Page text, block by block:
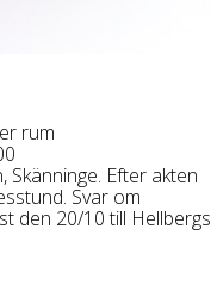
rum
Skänninge. Efter akten
Svar om
den 20/10 till Hellbergs